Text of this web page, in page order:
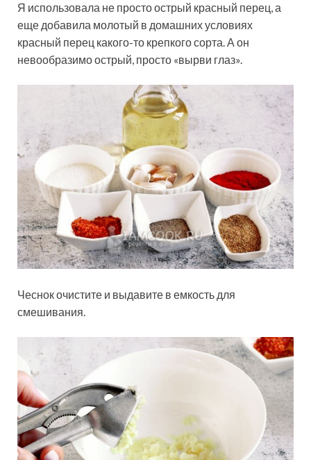
Я использовала не просто острый красный перец, а
еще добавила молотый в домашних условиях
красный перец какого-то крепкого сорта. А он
невообразимо острый, просто «вырви глаз».
Чеснок очистите и выдавите в емкость для
смешивания.